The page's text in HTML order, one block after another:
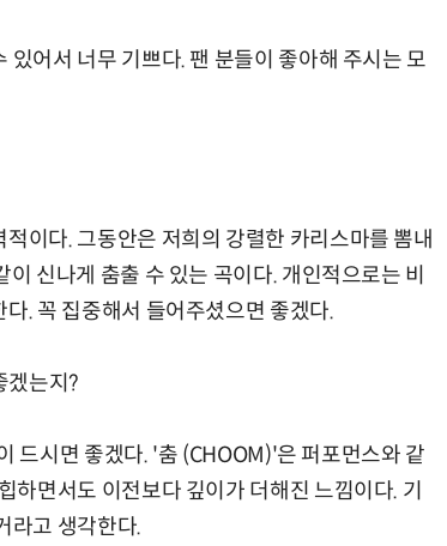
어서 너무 기쁘다. 팬 분들이 좋아해 주시는 모
이다. 그동안은 저희의 강렬한 카리스마를 뽐내
신나게 춤출 수 있는 곡이다. 개인적으로는 비
. 꼭 집중해서 들어주셨으면 좋겠다.
겠는지?
드시면 좋겠다. '춤 (CHOOM)'은 퍼포먼스와 같
하면서도 이전보다 깊이가 더해진 느낌이다. 기
라고 생각한다.